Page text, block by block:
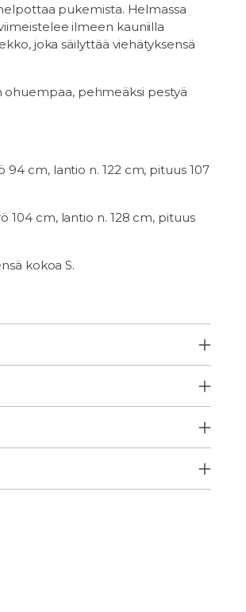
pukemista. Helmassa
ilmeen kauniilla
joka säilyttää viehätyksensä
pehmeäksi pestyä
94 cm, lantio n. 122 cm, pituus 107
104 cm, lantio n. 128 cm, pituus
kokoa S.